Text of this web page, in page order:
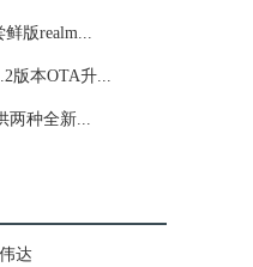
鲜版realm...
版本OTA升...
两种全新...
达